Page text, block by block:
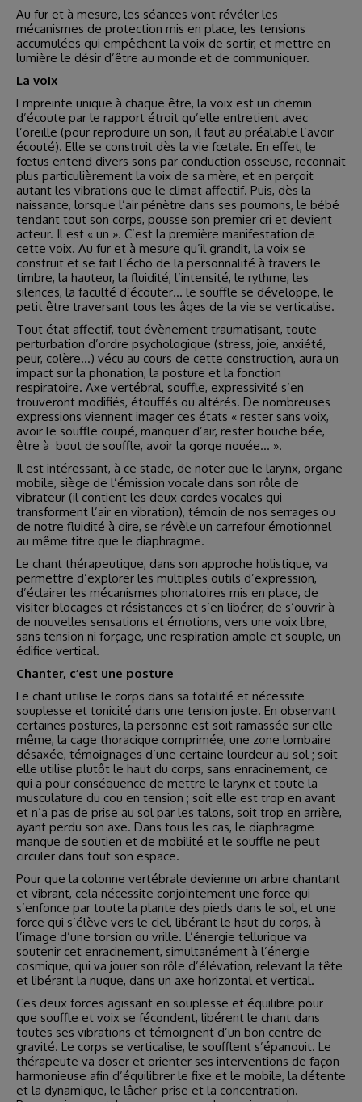
Au fur et à mesure, les séances vont révéler les
mécanismes de protection mis en place, les tensions
accumulées qui empêchent la voix de sortir, et mettre en
lumière le désir d’être au monde et de communiquer.
La voix
Empreinte unique à chaque être, la voix est un chemin
d’écoute par le rapport étroit qu’elle entretient avec
l’oreille (pour reproduire un son, il faut au préalable l’avoir
écouté). Elle se construit dès la vie fœtale. En effet, le
fœtus entend divers sons par conduction osseuse, reconnait
plus particulièrement la voix de sa mère, et en perçoit
autant les vibrations que le climat affectif. Puis, dès la
naissance, lorsque l’air pénètre dans ses poumons, le bébé
tendant tout son corps, pousse son premier cri et devient
acteur. Il est « un ». C’est la première manifestation de
cette voix. Au fur et à mesure qu’il grandit, la voix se
construit et se fait l’écho de la personnalité à travers le
timbre, la hauteur, la fluidité, l’intensité, le rythme, les
silences, la faculté d’écouter… le souffle se développe, le
petit être traversant tous les âges de la vie se verticalise.
Tout état affectif, tout évènement traumatisant, toute
perturbation d’ordre psychologique (stress, joie, anxiété,
peur, colère…) vécu au cours de cette construction, aura un
impact sur la phonation, la posture et la fonction
respiratoire. Axe vertébral, souffle, expressivité s’en
trouveront modifiés, étouffés ou altérés. De nombreuses
expressions viennent imager ces états « rester sans voix,
avoir le souffle coupé, manquer d’air, rester bouche bée,
être à bout de souffle, avoir la gorge nouée… ».
Il est intéressant, à ce stade, de noter que le larynx, organe
mobile, siège de l’émission vocale dans son rôle de
vibrateur (il contient les deux cordes vocales qui
transforment l’air en vibration), témoin de nos serrages ou
de notre fluidité à dire, se révèle un carrefour émotionnel
au même titre que le diaphragme.
Le chant thérapeutique, dans son approche holistique, va
permettre d’explorer les multiples outils d’expression,
d’éclairer les mécanismes phonatoires mis en place, de
visiter blocages et résistances et s’en libérer, de s’ouvrir à
de nouvelles sensations et émotions, vers une voix libre,
sans tension ni forçage, une respiration ample et souple, un
édifice vertical.
Chanter, c’est une posture
Le chant utilise le corps dans sa totalité et nécessite
souplesse et tonicité dans une tension juste. En observant
certaines postures, la personne est soit ramassée sur elle-
même, la cage thoracique comprimée, une zone lombaire
désaxée, témoignages d’une certaine lourdeur au sol ; soit
elle utilise plutôt le haut du corps, sans enracinement, ce
qui a pour conséquence de mettre le larynx et toute la
musculature du cou en tension ; soit elle est trop en avant
et n’a pas de prise au sol par les talons, soit trop en arrière,
ayant perdu son axe. Dans tous les cas, le diaphragme
manque de soutien et de mobilité et le souffle ne peut
circuler dans tout son espace.
Pour que la colonne vertébrale devienne un arbre chantant
et vibrant, cela nécessite conjointement une force qui
s’enfonce par toute la plante des pieds dans le sol, et une
force qui s’élève vers le ciel, libérant le haut du corps, à
l’image d’une torsion ou vrille. L’énergie tellurique va
soutenir cet enracinement, simultanément à l’énergie
cosmique, qui va jouer son rôle d’élévation, relevant la tête
et libérant la nuque, dans un axe horizontal et vertical.
Ces deux forces agissant en souplesse et équilibre pour
que souffle et voix se fécondent, libérent le chant dans
toutes ses vibrations et témoignent d’un bon centre de
gravité. Le corps se verticalise, le soufflent s’épanouit. Le
thérapeute va doser et orienter ses interventions de façon
harmonieuse afin d’équilibrer le fixe et le mobile, la détente
et la dynamique, le lâcher-prise et la concentration.